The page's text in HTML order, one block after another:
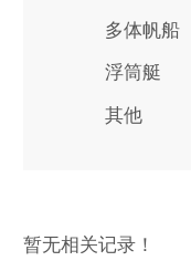
多体帆船
浮筒艇
其他
暂无相关记录！